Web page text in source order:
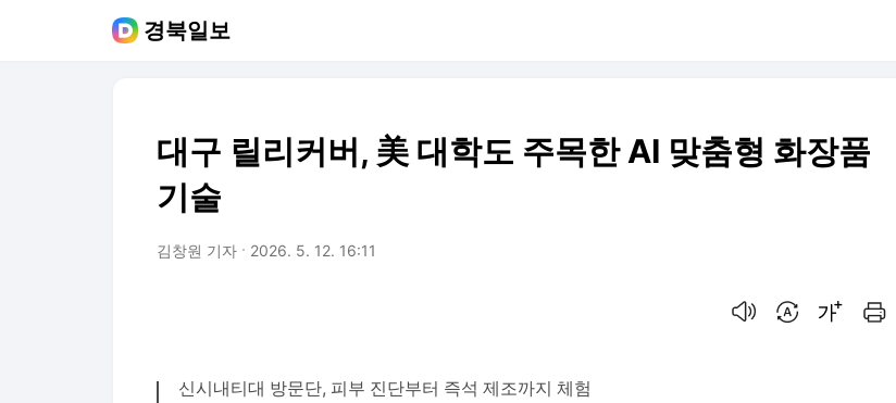
경북일보
대구 릴리커버, 美 대학도 주목한 AI 맞춤형 화장품
기술
김창원 기자 2026. 5. 12. 16:11
신시내티대 방문단, 피부 진단부터 즉석 제조까지 체험